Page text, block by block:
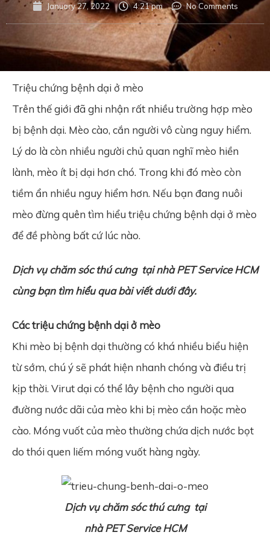
January 27, 2022
4:21 pm No Comments
Triệu chứng bệnh dại ở mèo
Trên thế giới đã ghi nhận rất nhiều trường hợp mèo
bị bệnh dại. Mèo cào, cắn người vô cùng nguy hiểm.
Lý do là còn nhiều người chủ quan nghĩ mèo hiền
lành, mèo ít bị dại hơn chó. Trong khi đó mèo còn
tiềm ẩn nhiều nguy hiểm hơn. Nếu bạn đang nuôi
mèo đừng quên tìm hiểu triệu chứng bệnh dại ở mèo
để đề phòng bất cứ lúc nào.
Dịch vụ chăm sóc thú cưng tại nhà PET Service HCM
cùng bạn tìm hiểu qua bài viết dưới đây.
Các triệu chứng bệnh dại ở mèo
Khi mèo bị bệnh dại thường có khá nhiều biểu hiện
từ sớm, chú ý sẽ phát hiện nhanh chóng và điều trị
kịp thời. Virut dại có thể lây bệnh cho người qua
đường nước dãi của mèo khi bị mèo cắn hoặc mèo
cào. Móng vuốt của mèo thường chứa dịch nước bọt
do thói quen liếm móng vuốt hàng ngày.
Dịch vụ chăm sóc thú cưng tại
nhà PET Service HCM